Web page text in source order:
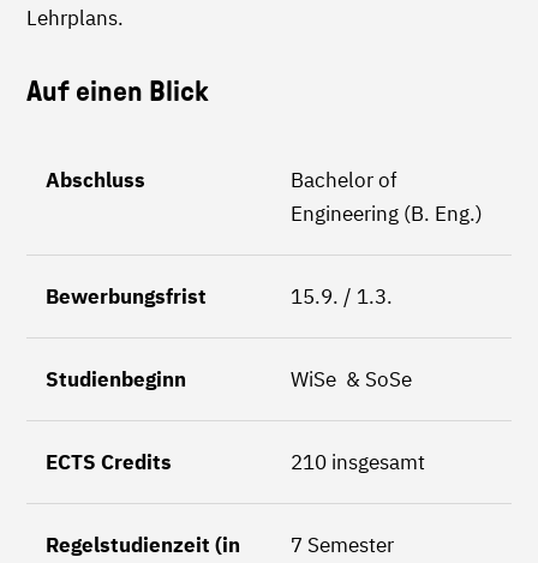
Lehrplans.
Auf einen Blick
Abschluss
Bachelor of
Engineering (B. Eng.)
Bewerbungsfrist 15.9. / 1.3.
Studienbeginn WiSe & SoSe
ECTS Credits 210 insgesamt
Regelstudienzeit (in
7 Semester